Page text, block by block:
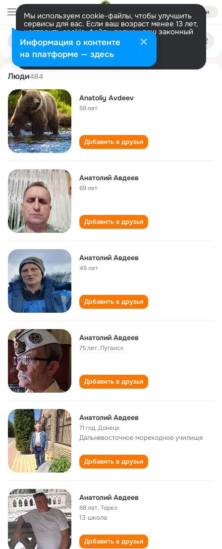
Войти
Мы используем cookie-файлы, чтобы улучшить
сервисы для вас. Если ваш возраст менее 13 лет,
настроить cookie-файлы должен ваш законный
представитель. Больше информации
Разрешить все Настроить
Поиск
людям
anatoliy avdeev
Люди484
Anatoliy Avdeev
59 лет
Добавить в друзья
Анатолий Авдеев
69 лет
Добавить в друзья
Анатолий Авдеев
45 лет
Добавить в друзья
Анатолий Авдеев
75 лет,Луганск
Добавить в друзья
Анатолий Авдеев
71 год,Донецк
Дальневосточное мореходное училище
Добавить в друзья
Анатолий Авдеев
68 лет,Торез
13 школа
Добавить в друзья
Информация о контенте
на платформе — здесь